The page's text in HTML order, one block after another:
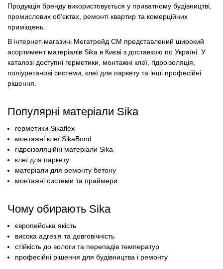
Продукція бренду використовується у приватному будівництві,
промислових об’єктах, ремонті квартир та комерційних
приміщень.
В інтернет-магазині Мегатрейд СМ представлений широкий
асортимент матеріалів Sika в Києві з доставкою по Україні. У
каталозі доступні герметики, монтажні клеї, гідроізоляція,
поліуретанові системи, клеї для паркету та інші професійні
рішення.
Популярні матеріали Sika
герметики Sikaflex
монтажні клеї SikaBond
гідроізоляційні матеріали Sika
клеї для паркету
матеріали для ремонту бетону
монтажні системи та праймери
Чому обирають Sika
європейська якість
висока адгезія та довговічність
стійкість до вологи та перепадів температур
професійні рішення для будівництва і ремонту